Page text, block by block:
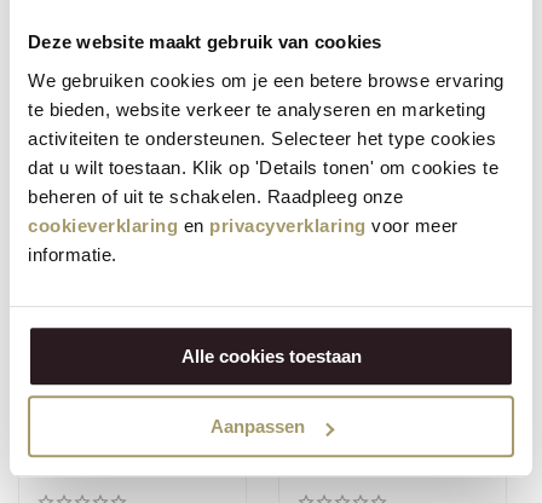
Deze website maakt gebruik van cookies
We gebruiken cookies om je een betere browse ervaring
te bieden, website verkeer te analyseren en marketing
activiteiten te ondersteunen. Selecteer het type cookies
dat u wilt toestaan. Klik op 'Details tonen' om cookies te
beheren of uit te schakelen. Raadpleeg onze
cookieverklaring en privacyverklaring voor meer
informatie.
Alle cookies toestaan
Aanpassen
Henri Willig Honig-
Senf-Waffeln
3,95€
(Inklusive Steuer)
(5)
Henri Willig Knusprige
Käseplätzchen
3,95€
(Inklusive Steuer)